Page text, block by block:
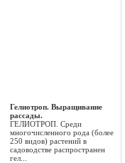
Гелиотроп. Выращивание
рассады.
ГЕЛИОТРОП. Среди
многочисленного рода (более
250 видов) растений в
садоводстве распространен
гел...